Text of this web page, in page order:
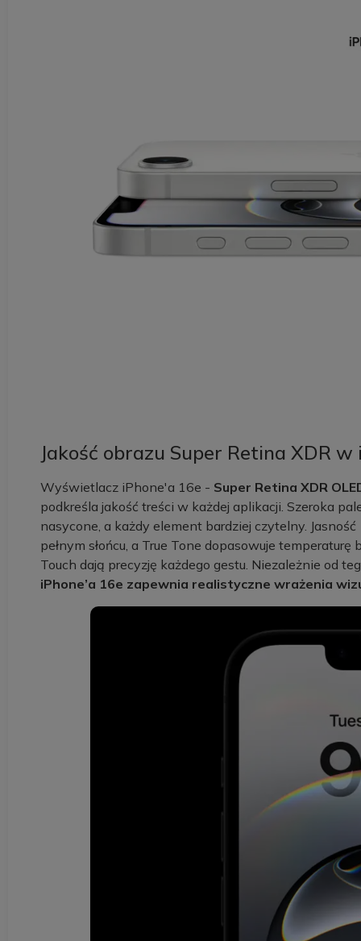
Jakość obrazu Super Retina XDR w
Wyświetlacz iPhone'a 16e - Super Retina XDR
podkreśla jakość treści w każdej aplikacji. Szeroka
nasycone, a każdy element bardziej czytelny.
pełnym słońcu, a True Tone dopasowuje
Touch dają precyzję każdego gestu. Niezależnie od
iPhone’a 16e zapewnia realistyczne wrażenia